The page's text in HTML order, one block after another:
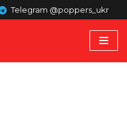
Telegram @poppers_ukr